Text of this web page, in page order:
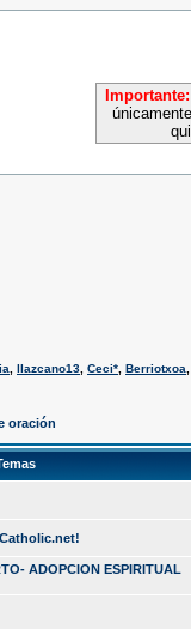
Importante:
llazcano13 Ceci* Berriotxoa
oración
ADOPCION ESPIRITUAL